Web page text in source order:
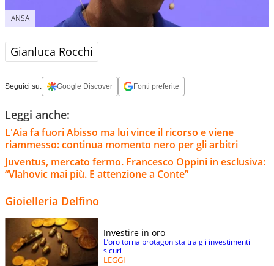
ANSA
Gianluca Rocchi
Seguici su: Google Discover Fonti preferite
Leggi anche:
L'Aia fa fuori Abisso ma lui vince il ricorso e viene
riammesso: continua momento nero per gli arbitri
Juventus, mercato fermo. Francesco Oppini in esclusiva:
“Vlahovic mai più. E attenzione a Conte”
Gioielleria Delfino
Investire in oro
L’oro torna protagonista tra gli investimenti
sicuri
LEGGI